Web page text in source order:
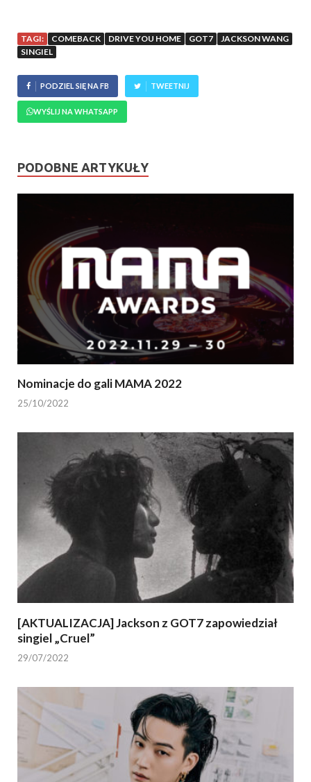
TAGI: COMEBACK DRIVE YOU HOME GOT7
JACKSON WANG
SINGIEL
PODZIEL SIĘ NA FB TWEETNIJ
WYŚLIJ NA WHATSAPP
PODOBNE ARTYKUŁY
Nominacje do gali MAMA 2022
25/10/2022
[AKTUALIZACJA] Jackson z GOT7 zapowiedział
singiel „Cruel”
29/07/2022